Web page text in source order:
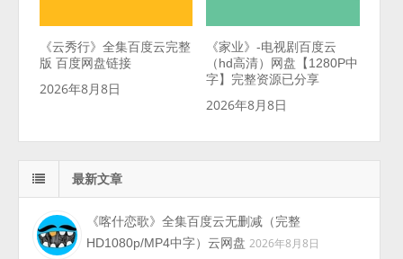
《云秀行》全集百度云完整
版 百度网盘链接
2026年8月8日
《家业》-电视剧百度云
（hd高清）网盘【1280P中
字】完整资源已分享
2026年8月8日
最新文章
《喀什恋歌》全集百度云无删减（完整
HD1080p/MP4中字）云网盘 2026年8月8日